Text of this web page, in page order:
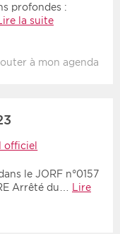
profondes :
Lire la suite
à mon agenda
officiel
le JORF n°0157
Arrêté du…
Lire